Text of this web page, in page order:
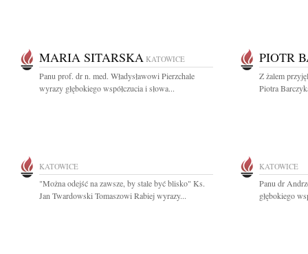
MARIA SITARSKA KATOWICE
Panu prof. dr n. med. Władysławowi Pierzchale
wyrazy głębokiego współczucia i słowa...
PIOTR
Z żalem
Piotra
KATOWICE
"Można odejść na zawsze, by stale być blisko" Ks.
Jan Twardowski Tomaszowi Rabiej wyrazy...
KATOWICE
Panu dr
głębokiego